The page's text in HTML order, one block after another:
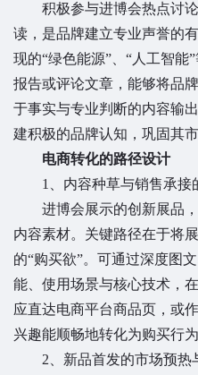
积极参与进博会热点讨
读，是品牌建立专业声誉的
现的“绿色能源”、“人工智能
报告或评论文章，能够将品
于事实与专业判断的内容输
建积极的品牌认知，巩固其市
电商转化的路径设计
1、 内容种草与销售承接
进博会展示的创新展品
内容素材。关键路径在于将
的“购买欲”。可通过深度图
能、使用场景与核心技术，
应直达电商平台商品页，或
兴趣能顺畅地转化为购买行
2、 新品首发的市场预热